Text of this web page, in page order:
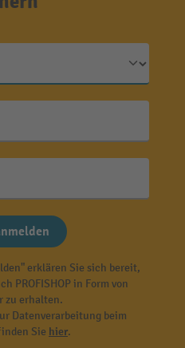
erklären Sie sich bereit,
PROFISHOP in Form von
zu erhalten.
Datenverarbeitung beim
Sie hier.